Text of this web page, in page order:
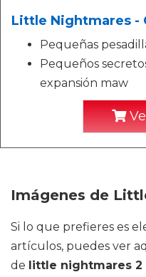
Little Nightmares -
Pequeñas
Pequeños
expansión maw
Imágenes de
Si lo que prefieres es
artículos, puedes ver
de little nightmares 2